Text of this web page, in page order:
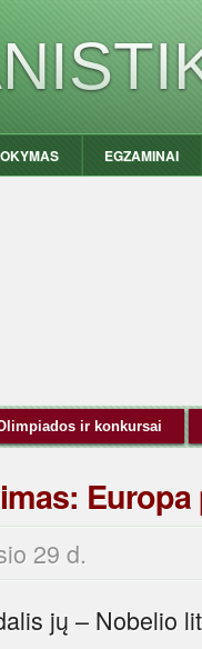
EGZAMINAI
ir konkursai
Europa
29 d.
jų – Nobelio